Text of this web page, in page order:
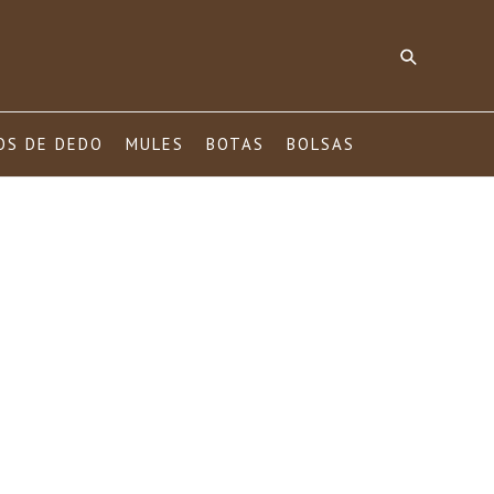
DE DEDO MULES BOTAS BOLSAS